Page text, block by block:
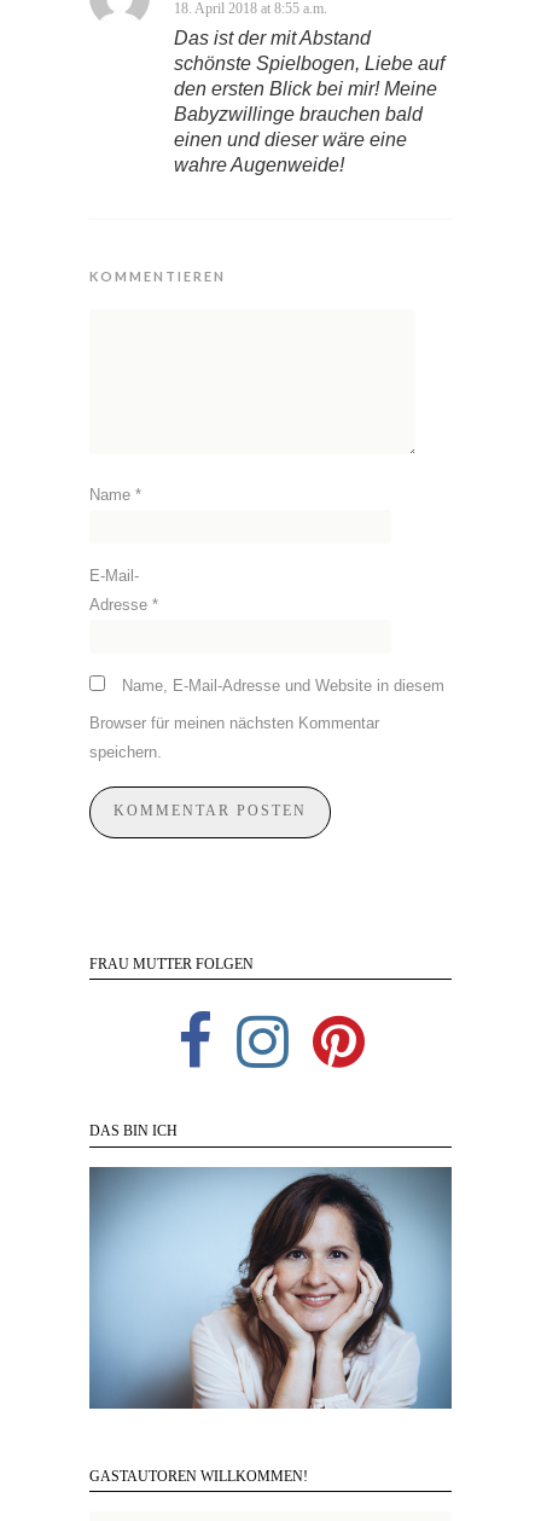
18. April 2018 at 8:55 a.m.
Das ist der mit Abstand
schönste Spielbogen, Liebe auf
den ersten Blick bei mir! Meine
Babyzwillinge brauchen bald
einen und dieser wäre eine
wahre Augenweide!
KOMMENTIEREN
Name *
E-Mail-
Adresse *
Name, E-Mail-Adresse und Website in diesem
Browser für meinen nächsten Kommentar
speichern.
FRAU MUTTER FOLGEN
DAS BIN ICH
GASTAUTOREN WILLKOMMEN!